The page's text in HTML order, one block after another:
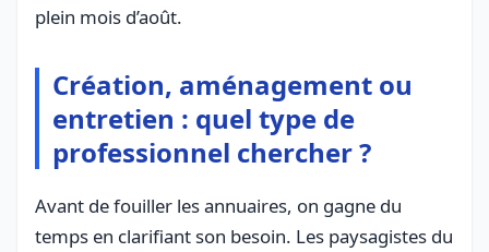
plein mois d’août.
Création, aménagement ou
entretien : quel type de
professionnel chercher ?
Avant de fouiller les annuaires, on gagne du
temps en clarifiant son besoin. Les paysagistes du